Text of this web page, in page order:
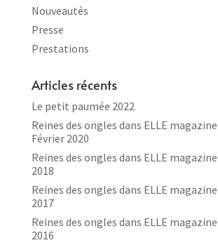
Nouveautés
Presse
Prestations
Articles récents
Le petit paumée 2022
Reines des ongles dans ELLE
Février 2020
Reines des ongles dans ELLE
2018
Reines des ongles dans ELLE
2017
Reines des ongles dans ELLE
2016